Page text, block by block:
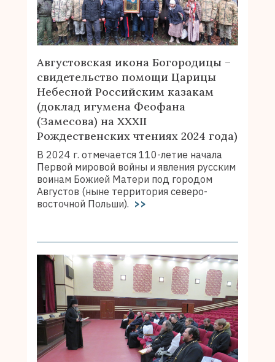
Августовская икона Богородицы –
свидетельство помощи Царицы
Небесной Российским казакам
(доклад игумена Феофана
(Замесова) на ХХХII
Рождественских чтениях 2024 года)
В 2024 г. отмечается 110-летие начала
Первой мировой войны и явления русским
воинам Божией Матери под городом
Августов (ныне территория северо-
восточной Польши). >>